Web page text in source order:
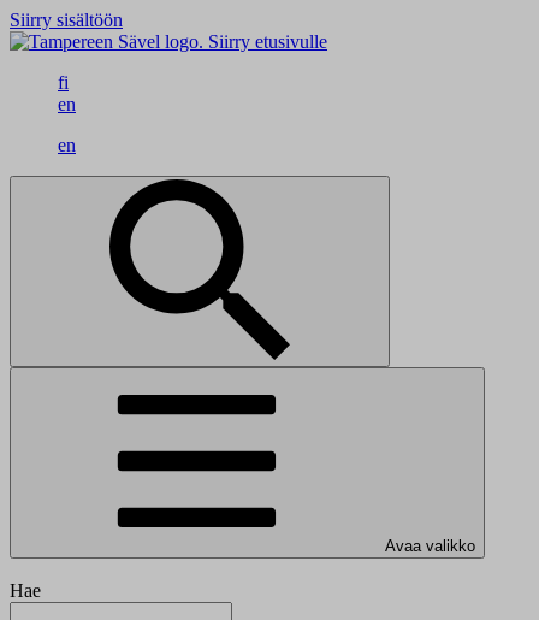
Siirry sisältöön
Siirry etusivulle
fi
en
en
Avaa valikko
Hae